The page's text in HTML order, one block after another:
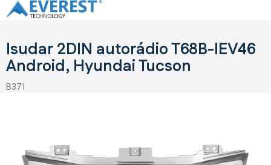
Přejít
na
Isudar 2DIN autorádio T68B-IEV46
Android, Hyundai Tucson
B371